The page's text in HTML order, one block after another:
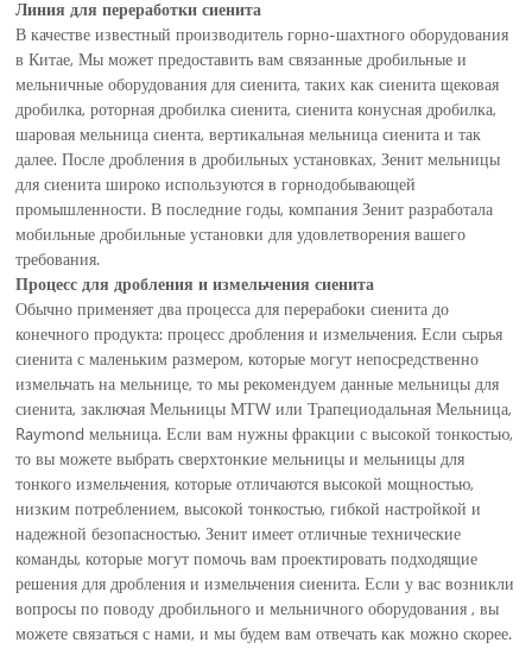
Линия для переработки сиенита
В качестве известный производитель горно-шахтного оборудования
в Китае, Мы может предоставить вам связанные дробильные и
мельничные оборудования для сиенита, таких как сиенита щековая
дробилка, роторная дробилка сиенита, сиенита конусная дробилка,
шаровая мельница сиента, вертикальная мельница сиенита и так
далее. После дробления в дробильных установках, Зенит мельницы
для сиенита широко используются в горнодобывающей
промышленности. В последние годы, компания Зенит разработала
мобильные дробильные установки для удовлетворения вашего
требования.
Процесс для дробления и измельчения сиенита
Обычно применяет два процесса для перерабоки сиенита до
конечного продукта: процесс дробления и измельчения. Если сырья
сиенита с маленьким размером, которые могут непосредственно
измельчать на мельнице, то мы рекомендуем данные мельницы для
сиенита, заключая Мельницы МТW или Трапециодальная Мельница,
Raymond мельница. Если вам нужны фракции с высокой тонкостью,
то вы можете выбрать сверхтонкие мельницы и мельницы для
тонкого измельчения, которые отличаются высокой мощностью,
низким потреблением, высокой тонкостью, гибкой настройкой и
надежной безопасностью. Зенит имеет отличные технические
команды, которые могут помочь вам проектировать подходящие
решения для дробления и измельчения сиенита. Если у вас возникли
вопросы по поводу дробильного и мельничного оборудования , вы
можете связаться с нами, и мы будем вам отвечать как можно скорее.